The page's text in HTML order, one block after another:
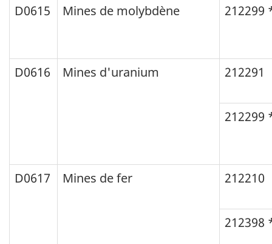
D0615 Mines de molybdène 212299
D0616 Mines d'uranium 212291
212299
D0617 Mines de fer 212210
212398